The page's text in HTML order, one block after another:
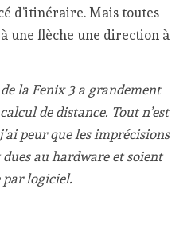
d’itinéraire. Mais toutes
une flèche une direction à
la Fenix 3 a grandement
de distance. Tout n’est
peur que les imprécisions
dues au hardware et soient
logiciel.